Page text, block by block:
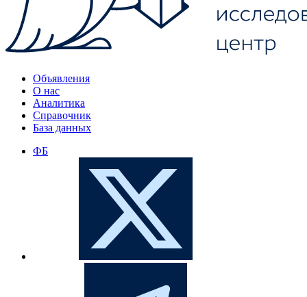
Объявления
О нас
Аналитика
Справочник
База данных
ФБ